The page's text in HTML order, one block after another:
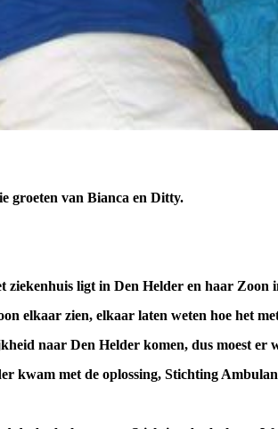
groeten van Bianca en Ditty.
ziekenhuis ligt in Den Helder en haar
elkaar zien, elkaar laten weten hoe het
naar Den Helder komen, dus moest
kwam met de oplossing, Stichting